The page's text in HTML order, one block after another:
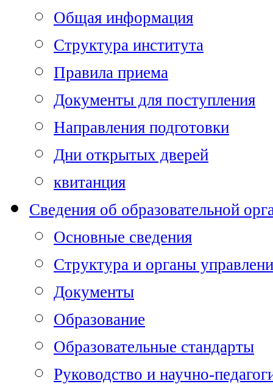
Общая информация
Структура института
Правила приема
Документы для поступления
Направления подготовки
Дни открытых дверей
квитанция
Сведения об образовательной
Основные сведения
Структура и органы
Документы
Образование
Образовательные стандарты
Руководство и научно-